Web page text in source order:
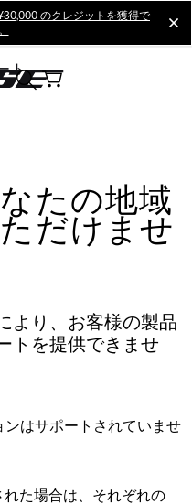
のクレジットを獲得で
ト
たの地域
だけませ
より、お客様の製品
トを提供できませ
はサポートされていませ
た場合は、それぞれの